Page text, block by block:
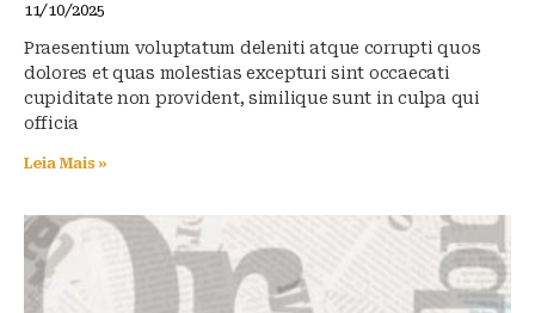
11/10/2025
Praesentium voluptatum deleniti atque corrupti quos
dolores et quas molestias excepturi sint occaecati
cupiditate non provident, similique sunt in culpa qui
officia
Leia Mais »